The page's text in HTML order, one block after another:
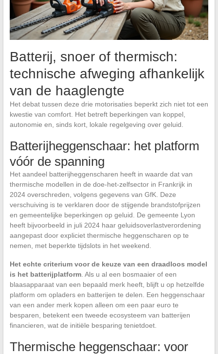
Batterij, snoer of thermisch:
technische afweging afhankelijk
van de haaglengte
Het debat tussen deze drie motorisaties beperkt zich niet tot een
kwestie van comfort. Het betreft beperkingen van koppel,
autonomie en, sinds kort, lokale regelgeving over geluid.
Batterijheggenschaar: het platform
vóór de spanning
Het aandeel batterijheggenscharen heeft in waarde dat van
thermische modellen in de doe-het-zelfsector in Frankrijk in
2024 overschreden, volgens gegevens van GfK. Deze
verschuiving is te verklaren door de stijgende brandstofprijzen
en gemeentelijke beperkingen op geluid. De gemeente Lyon
heeft bijvoorbeeld in juli 2024 haar geluidsoverlastverordening
aangepast door expliciet thermische heggenscharen op te
nemen, met beperkte tijdslots in het weekend.
Het echte criterium voor de keuze van een draadloos model
is het batterijplatform. Als u al een bosmaaier of een
blaasapparaat van een bepaald merk heeft, blijft u op hetzelfde
platform om opladers en batterijen te delen. Een heggenschaar
van een ander merk kopen alleen om een paar euro te
besparen, betekent een tweede ecosysteem van batterijen
financieren, wat de initiële besparing tenietdoet.
Thermische heggenschaar: voor